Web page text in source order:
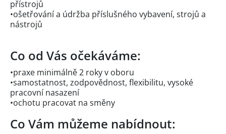
přístrojů
•ošetřování a údržba příslušného vybavení, strojů a
nástrojů
Co od Vás očekáváme:
•praxe minimálně 2 roky v oboru
•samostatnost, zodpovědnost, flexibilitu, vysoké
pracovní nasazení
•ochotu pracovat na směny
Co Vám můžeme nabídnout: